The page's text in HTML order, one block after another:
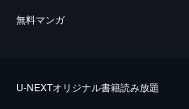
無料マンガ
U-NEXTオリジナル書籍読み放題